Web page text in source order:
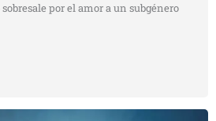
por el amor a un subgénero